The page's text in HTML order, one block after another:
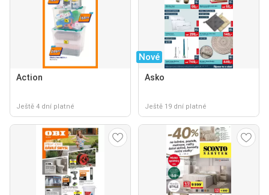
Action
Ještě 4 dní platné
Nové
Asko
Ještě 19 dní platné